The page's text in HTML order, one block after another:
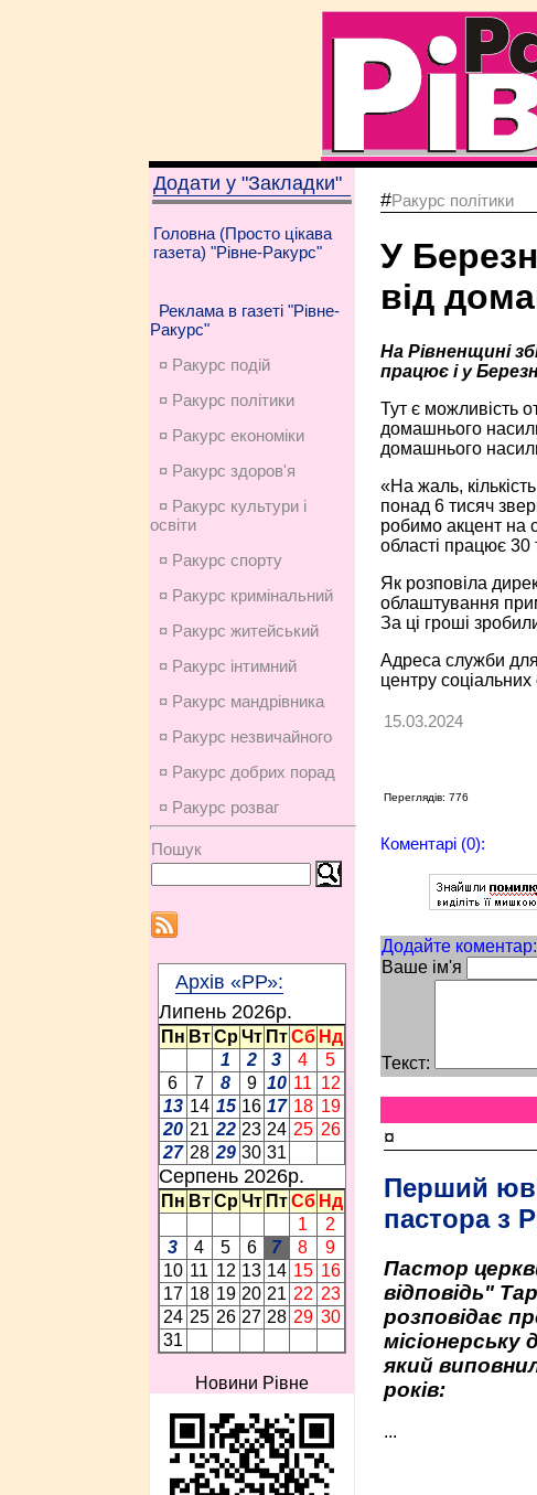
Додати у "Закладки"
Головна (Просто цікава
газета) "Рівне-Ракурс"
Реклама в газеті "Рівне-
Ракурс"
¤ Ракурс подій
¤ Ракурс політики
¤ Ракурс економiки
¤ Ракурс здоров'я
¤ Ракурс культури і
освіти
¤ Ракурс спорту
¤ Ракурс кримінальний
¤ Ракурс житейський
¤ Ракурс інтимний
¤ Ракурс мандрівника
¤ Ракурс незвичайного
¤ Ракурс добрих порад
¤ Ракурс розваг
Пошук
Архів «РР»:
Липень 2026p.
Пн Вт Ср Чт Пт Сб Нд
1
2 3 4
5
6
7 8 9 10 11 12
13 14 15 16 17 18 19
20 21 22 23 24 25 26
27 28 29 30 31
Серпень 2026p.
Пн Вт Ср Чт Пт Сб Нд
1
2
3
4 5 6 7 8
9
10 11 12 13 14 15 16
17 18 19 20 21 22 23
24 25 26 27 28 29 30
31
Новини Рівне
#Ракурс політики
У
від
На Рівненщині
працює і у
Тут є можливість
домашнього
домашнього
«На жаль,
понад 6 тисяч
робимо акцент на
області працює 30
Як розповіла
облаштування
За ці гроші
Адреса служби для
центру
15.03.2024
Переглядів: 776
Коментарі (0):
Додайте коментар:
Ваше ім'я
Текст:
¤
Перший
пастора з
Пастор
відповідь"
розповідає
місіонерську
який
років:
...